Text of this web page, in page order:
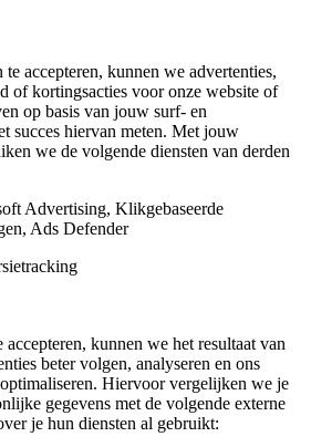
te accepteren, kunnen we advertenties,
of kortingsacties voor onze website of
op basis van jouw surf- en
succes hiervan meten. Met jouw
we de volgende diensten van derden
Advertising, Klikgebaseerde
Ads Defender
accepteren, kunnen we het resultaat van
beter volgen, analyseren en ons
Hiervoor vergelijken we je
gegevens met de volgende externe
je hun diensten al gebruikt: